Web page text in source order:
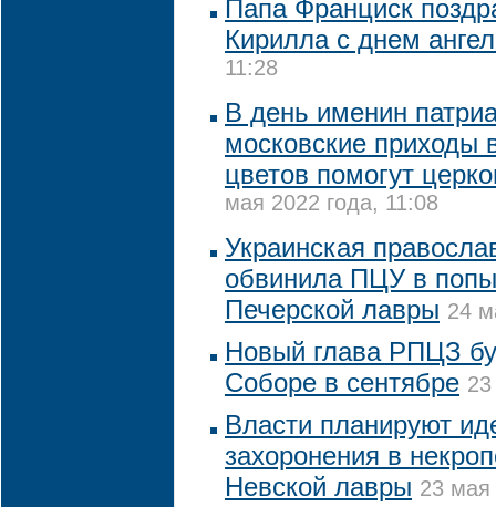
Папа Франциск
Кирилла с днем
11:28
В день именин
московские приходы
цветов помогут
мая 2022 года, 11:08
Украинская
обвинила ПЦУ в
Печерской лавры 24
Новый глава РПЦЗ
Соборе в сентябре
Власти планируют
захоронения в
Невской лавры 23 мая